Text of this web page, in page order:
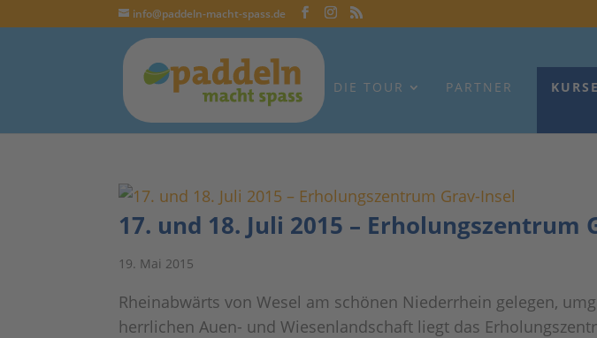
info@paddeln-macht-spass.de
DIE TOUR PARTNER KURSE
17. und 18. Juli 2015 – Erholungszentrum
19. Mai 2015
Rheinabwärts von Wesel am schönen Niederrhein gelegen,
herrlichen Auen- und Wiesenlandschaft liegt das